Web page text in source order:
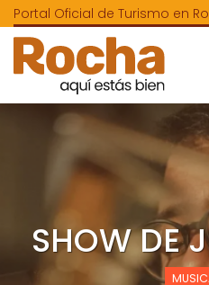
Portal Oficial de Turismo en
SHOW DE